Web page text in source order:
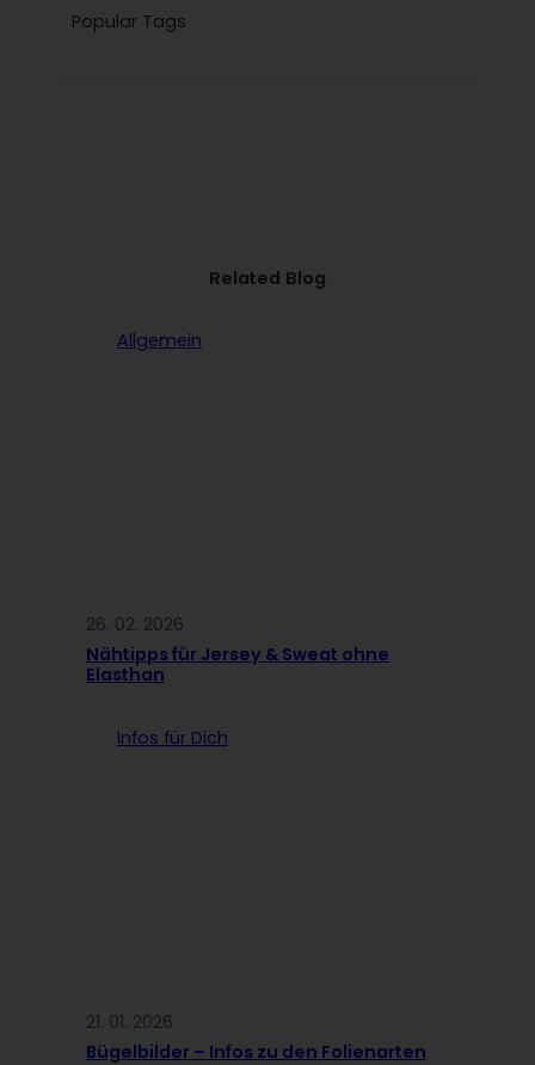
Popular Tags
Related Blog
Allgemein
26. 02. 2026
Nähtipps für Jersey & Sweat ohne
Elasthan
Infos für Dich
21. 01. 2026
Bügelbilder – Infos zu den Folienarten